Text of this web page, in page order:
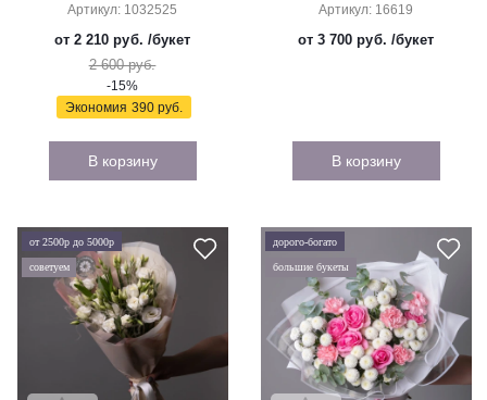
Артикул: 1032525
от 2 210 руб. /букет
2 600 руб.
-15%
Экономия 390 руб.
В корзину
Артикул: 16619
от 3 700 руб. /букет
В корзину
от 2500р до 5000р
советуем
дорого-богато
большие букеты